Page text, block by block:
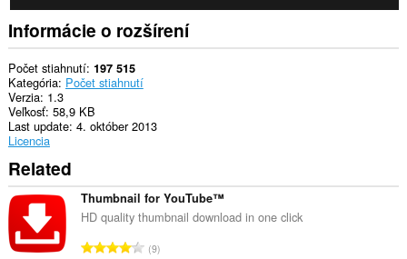
Informácie o rozšírení
Počet stiahnutí 197 515
Kategória Počet stiahnutí
Verzia 1.3
Veľkosť 58,9 KB
Last update 4. október 2013
Licencia
Related
Thumbnail for YouTube™
HD quality thumbnail download in one click
C9